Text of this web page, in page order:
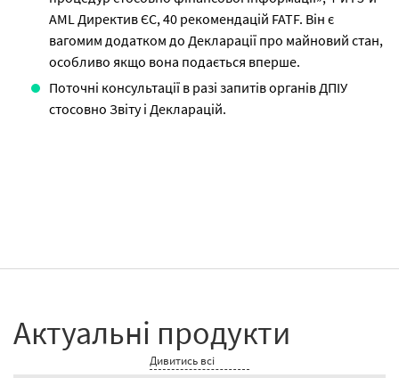
AML Директив ЄС, 40 рекомендацій FATF. Він є
вагомим додатком до Декларації про майновий стан,
особливо якщо вона подається вперше.
Поточні консультації в разі запитів органів ДПІУ
стосовно Звіту і Декларацій.
Актуальні продукти
Дивитись всі